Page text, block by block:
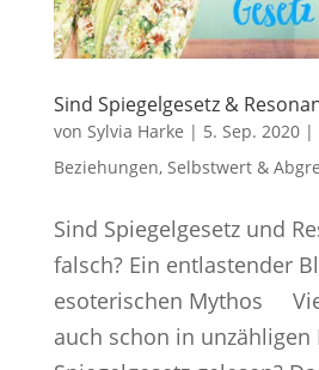
Sind Spiegelgesetz &
von Sylvia Harke | 5. Sep. 2020|
Beziehungen, Selbstwert &
Sind Spiegelgesetz und
falsch? Ein entlastender
esoterischen Mythos
auch schon in unzähligen